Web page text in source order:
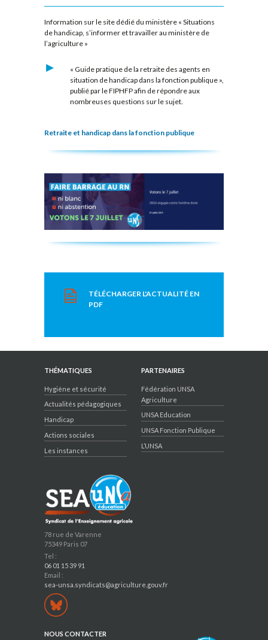
Information sur le site dédié du ministère « Situations
de handicap, s’informer et travailler au ministère de
l’agriculture »
« Guide pratique de la retraite des agents en
situation de handicap dans la fonction publique »,
publié par le FIPHFP afin de répondre aux
nombreuses questions sur le sujet.
Retraite et handicap dans la fonction publique
TÉLÉCHARGER L'ACTUALITÉ EN
PDF
78 rue de Varenne
75349 Paris 07
Tel :
06 01 15 39 91
Email :
sea-unsa.syndicats@agriculture.gouv.fr
THÉMATIQUES
Hygiène et sécurité
Actualités pédagogiques
Handicap
Actions sociales
Les instances
PARTENAIRES
Fédération UNSA
Agriculture
UNSA Education
UNSA Fonction Publique
L’UNSA
NOUS CONTACTER